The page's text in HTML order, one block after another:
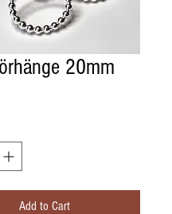
20mm
Add to Cart